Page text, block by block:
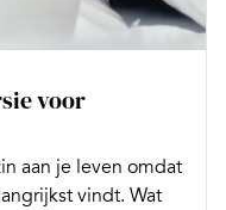
voor
aan je leven omdat
vindt. Wat